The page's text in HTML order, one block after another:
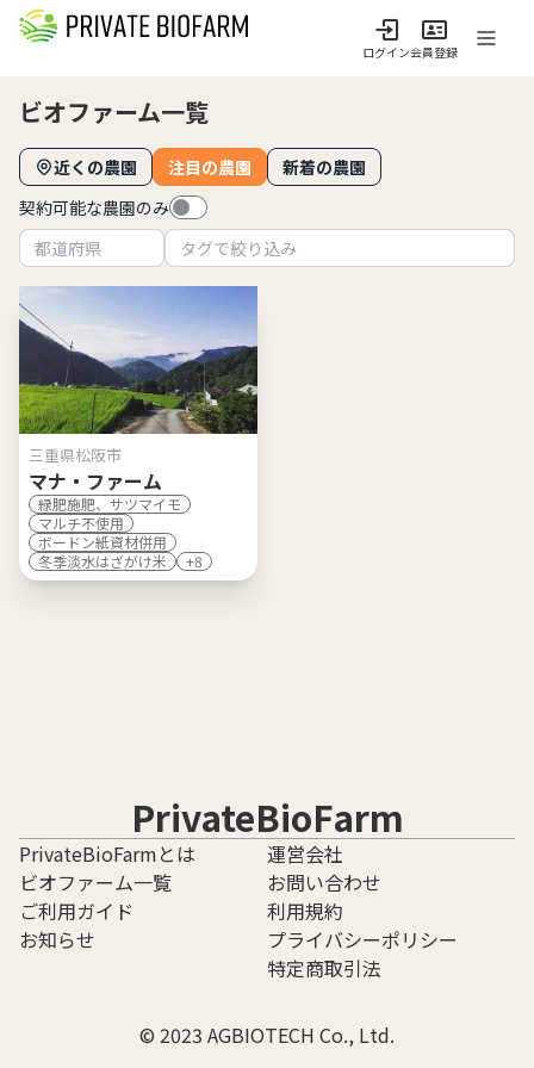
ログイン会員登録
ビオファーム一覧
近くの農園 注目の農園
新着の農園
契約可能な農園のみ
三重県松阪市
マナ・ファーム
緑肥施肥、サツマイモ
マルチ不使用
ボードン紙資材併用
冬季淡水はざがけ米
+8
PrivateBioFarm
PrivateBioFarmとは
ビオファーム一覧
ご利用ガイド
お知らせ
運営会社
お問い合わせ
利用規約
プライバシーポリシー
特定商取引法
©︎ 2023 AGBIOTECH Co., Ltd.